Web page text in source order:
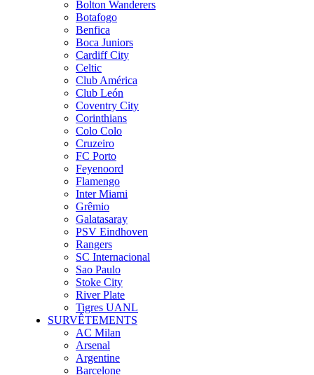
Bolton Wanderers
Botafogo
Benfica
Boca Juniors
Cardiff City
Celtic
Club América
Club León
Coventry City
Corinthians
Colo Colo
Cruzeiro
FC Porto
Feyenoord
Flamengo
Inter Miami
Grêmio
Galatasaray
PSV Eindhoven
Rangers
SC Internacional
Sao Paulo
Stoke City
River Plate
Tigres UANL
SURVÊTEMENTS
AC Milan
Arsenal
Argentine
Barcelone